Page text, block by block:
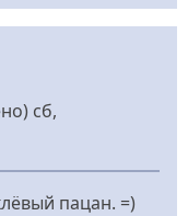
сб,
пацан. =)